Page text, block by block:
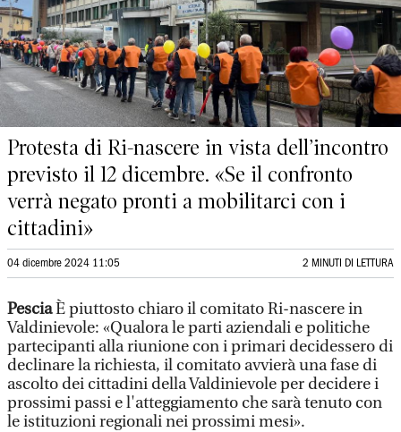
Protesta di Ri-nascere in vista dell’incontro
previsto il 12 dicembre. «Se il confronto
verrà negato pronti a mobilitarci con i
cittadini»
04 dicembre 2024 11:05 2 MINUTI DI LETTURA
PesciaÈ piuttosto chiaro il comitato Ri-nascere in
Valdinievole: «Qualora le parti aziendali e politiche
partecipanti alla riunione con i primari decidessero di
declinare la richiesta, il comitato avvierà una fase di
ascolto dei cittadini della Valdinievole per decidere i
prossimi passi e l'atteggiamento che sarà tenuto con
le istituzioni regionali nei prossimi mesi».